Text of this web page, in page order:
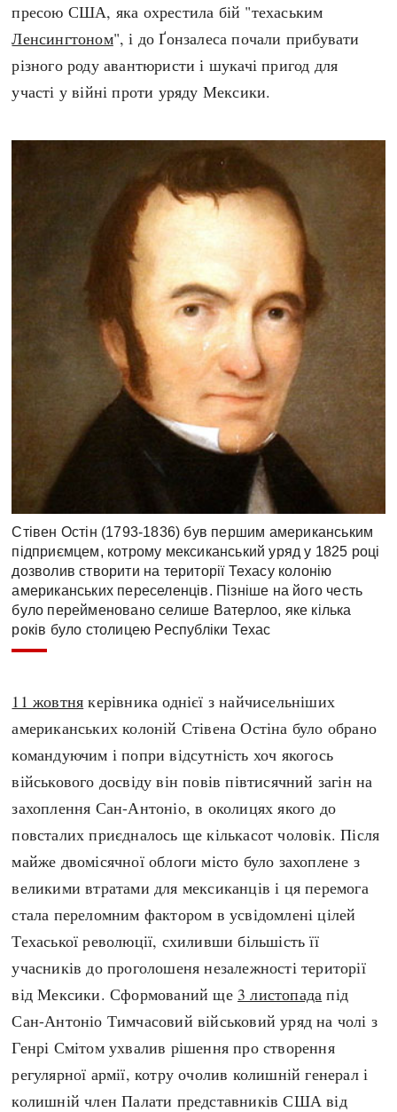
пресою США, яка охрестила бій "техаським
Ленсингтоном", і до Ґонзалеса почали прибувати
різного роду авантюристи і шукачі пригод для
участі у війні проти уряду Мексики.
Стівен Остін (1793-1836) був першим американським
підприємцем, котрому мексиканський уряд у 1825 році
дозволив створити на території Техасу колонію
американських переселенців. Пізніше на його честь
було перейменовано селише Ватерлоо, яке кілька
років було столицею Республіки Техас
11 жовтня керівника однієї з найчисельніших
американських колоній Стівена Остіна було обрано
командуючим і попри відсутність хоч якогось
військового досвіду він повів півтисячний загін на
захоплення Сан-Антоніо, в околицях якого до
повсталих приєдналось ще кількасот чоловік. Після
майже двомісячної облоги місто було захоплене з
великими втратами для мексиканців і ця перемога
стала переломним фактором в усвідомлені цілей
Техаської революції, схиливши більшість її
учасників до проголошеня незалежності території
від Мексики. Сформований ще 3 листопада під
Сан-Антоніо Тимчасовий військовий уряд на чолі з
Генрі Смітом ухвалив рішення про створення
регулярної армії, котру очолив колишній генерал і
колишній член Палати представників США від